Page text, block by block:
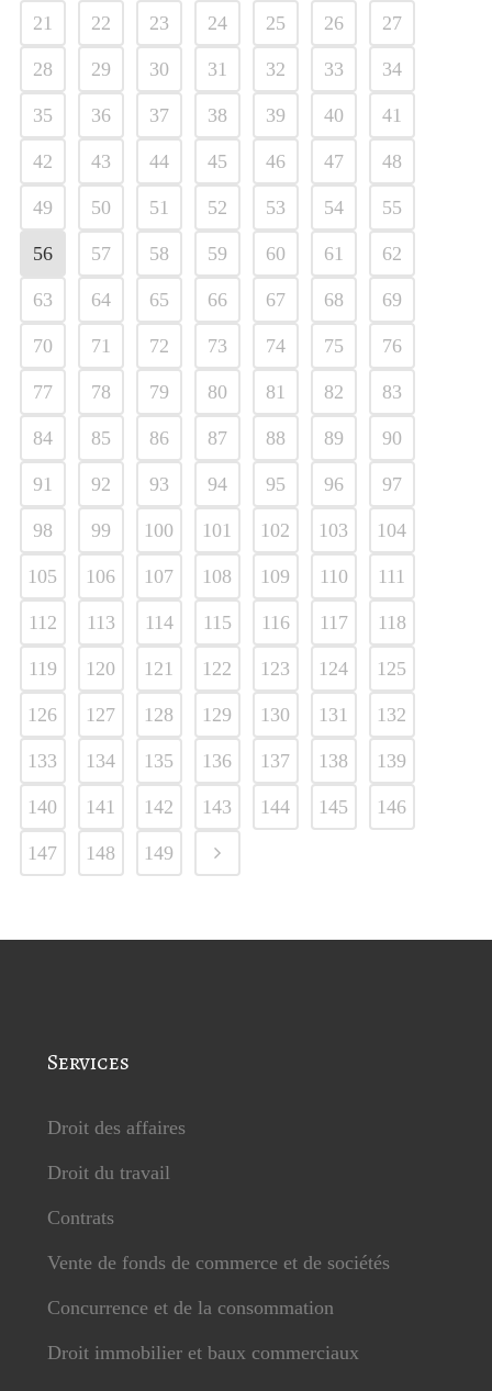
21 22 23 24 25 26 27
28 29 30 31 32 33 34
35 36 37 38 39 40 41
42 43 44 45 46 47 48
49 50 51 52 53 54 55
56 57 58 59 60 61 62
63 64 65 66 67 68 69
70 71 72 73 74 75 76
77 78 79 80 81 82 83
84 85 86 87 88 89 90
91 92 93 94 95 96 97
98 99 100 101 102 103 104
105 106 107 108 109 110 111
112 113 114 115 116 117 118
119 120 121 122 123 124 125
126 127 128 129 130 131 132
133 134 135 136 137 138 139
140 141 142 143 144 145 146
147 148 149
Services
Droit des affaires
Droit du travail
Contrats
Vente de fonds de commerce et de sociétés
Concurrence et de la consommation
Droit immobilier et baux commerciaux